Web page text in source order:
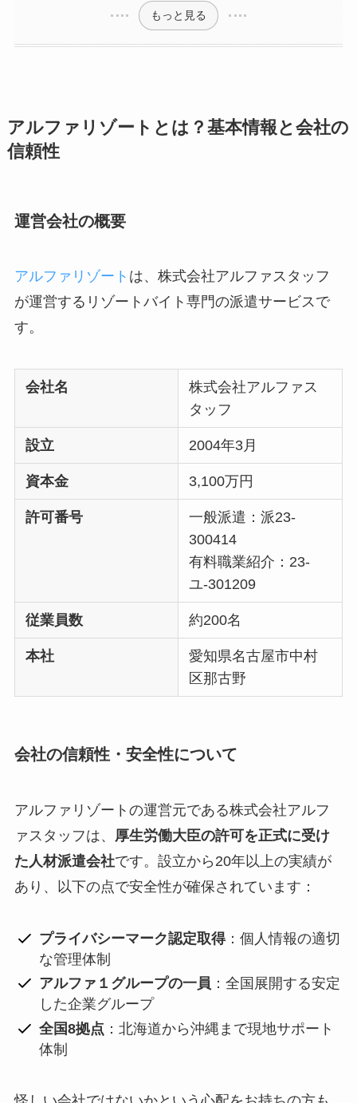
もっと見る
アルファリゾートとは？基本情報と会社の
信頼性
運営会社の概要
アルファリゾート は、株式会社アルファスタッフ
が運営するリゾートバイト専門の派遣サービスで
す。
会社名
株式会社アルファス
タッフ
設立 2004年3月
資本金 3,100万円
許可番号
一般派遣：派23-
300414
有料職業紹介：23-
ユ-301209
従業員数 約200名
本社
愛知県名古屋市中村
区那古野
会社の信頼性・安全性について
アルファリゾートの運営元である株式会社アルフ
ァスタッフは、
厚生労働大臣の許可を正式に受け
た人材派遣会社です。設立から20年以上の実績が
あり、以下の点で安全性が確保されています：
プライバシーマーク認定取得：個人情報の適切
な管理体制
アルファ１グループの一員 ：全国展開する安定
した企業グループ
全国8拠点 ：北海道から沖縄まで現地サポート
体制